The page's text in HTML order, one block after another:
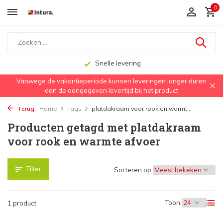
0
Snelle levering
Vanwege de vakantieperiode kunnen leveringen langer duren
dan de aangegeven levertijd bij het product
Terug Home Tags platdakraam voor rook en warmt...
Producten getagd met platdakraam
voor rook en warmte afvoer
Filter
1 product Toon:
Sorteren op: